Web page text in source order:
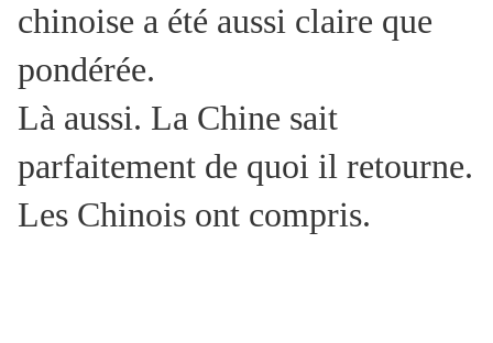
chinoise a été aussi claire que
pondérée.
Là aussi. La Chine sait
parfaitement de quoi il retourne.
Les Chinois ont compris.